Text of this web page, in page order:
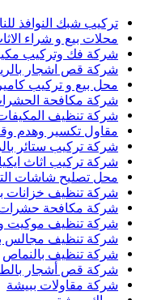
تركيب شبك النوافذ
محلات بيع و شراء
شركة فك وتركيب
شركة قص اشجار
محل بيع و تركيب
شركة مكافحة
شركة تنظيف
مقاول تكسير وهدم
شركة تركيب ستائر
شركة تركيب اثاث
محل تصليح شاشات
شركة تنظيف خزانات
شركة مكافحة حشرات
شركة تنظيف موكيت
شركة تنظيف مجالس
شركة تنظيف بالنماص
شركة قص أشجار
شركة مقاولات ببيشة